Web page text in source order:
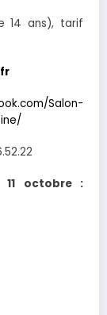
14 ans), tarif
Salon-
octobre :